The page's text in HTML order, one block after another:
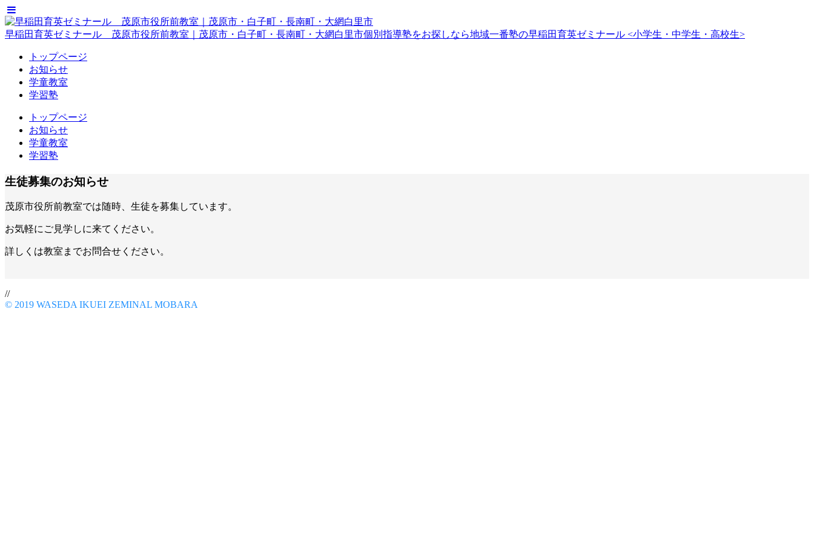
早稲田育英ゼミナール 茂原市役所前教室｜茂原市・白子町・長南町・大網白里市個別指導塾をお探しなら地域一番塾の早稲田育英ゼミナール <小学生・中学生・高校生>
トップページ
お知らせ
学童教室
学習塾
トップページ
お知らせ
学童教室
学習塾
生徒募集のお知らせ
茂原市役所前教室では随時、生徒を募集しています。
お気軽にご見学しに来てください。
詳しくは教室までお問合せください。
//
© 2019 WASEDA IKUEI ZEMINAL MOBARA